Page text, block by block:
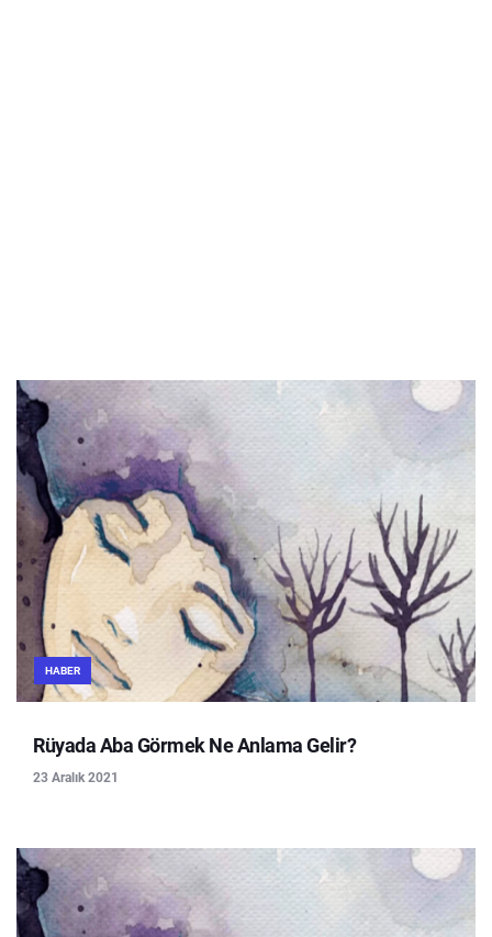
HABER
Rüyada Aba Görmek Ne Anlama Gelir?
23 Aralık 2021